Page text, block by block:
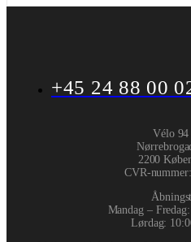
+45 24 88 00
Vélo 94
2200
CVR-nummer:
Mandag –
Lørdag: